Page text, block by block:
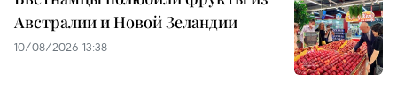
Австралии и Новой Зеландии
10/08/2026 13:38